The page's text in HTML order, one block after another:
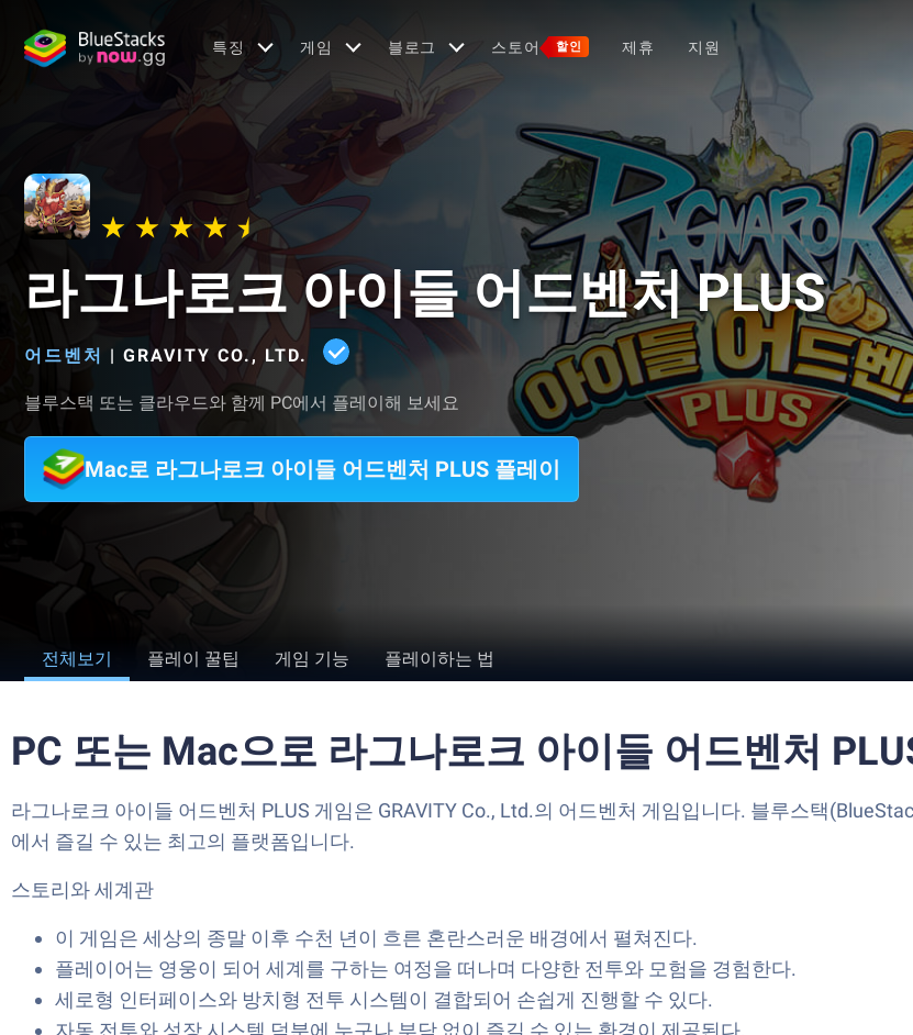
특징 게임 블로그 스토어 할인 제휴 지원
라그나로크 아이들 어드벤처 PLUS
어드벤처 | GRAVITY CO., LTD.
블루스택 또는 클라우드와 함께 PC에서 플레이해 보세요
Mac로 라그나로크 아이들 어드벤처 PLUS 플레이
전체보기 플레이 꿀팁 게임 기능 플레이하는 법
PC 또는 Mac으로 라그나로크 아이들 어드벤처
라그나로크 아이들 어드벤처 PLUS 게임은 GRAVITY Co., Ltd.의 어드벤처 게임입니다. 블루스택
에서 즐길 수 있는 최고의 플랫폼입니다.
스토리와 세계관
이 게임은 세상의 종말 이후 수천 년이 흐른 혼란스러운 배경에서 펼쳐진다.
플레이어는 영웅이 되어 세계를 구하는 여정을 떠나며 다양한 전투와 모험을 경험한다.
세로형 인터페이스와 방치형 전투 시스템이 결합되어 손쉽게 진행할 수 있다.
자동 전투와 성장 시스템 덕분에 누구나 부담 없이 즐길 수 있는 환경이 제공된다.